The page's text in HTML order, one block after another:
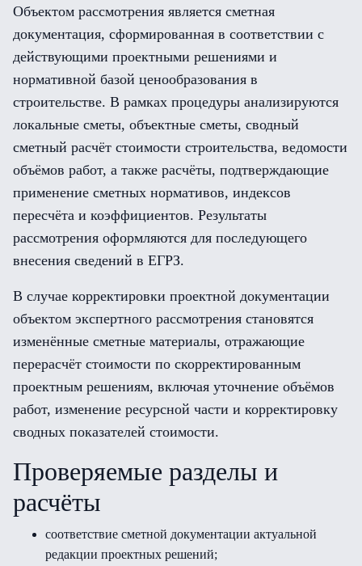
Объектом рассмотрения является сметная
документация, сформированная в соответствии с
действующими проектными решениями и
нормативной базой ценообразования в
строительстве. В рамках процедуры анализируются
локальные сметы, объектные сметы, сводный
сметный расчёт стоимости строительства, ведомости
объёмов работ, а также расчёты, подтверждающие
применение сметных нормативов, индексов
пересчёта и коэффициентов. Результаты
рассмотрения оформляются для последующего
внесения сведений в ЕГРЗ.
В случае корректировки проектной документации
объектом экспертного рассмотрения становятся
изменённые сметные материалы, отражающие
перерасчёт стоимости по скорректированным
проектным решениям, включая уточнение объёмов
работ, изменение ресурсной части и корректировку
сводных показателей стоимости.
Проверяемые разделы и
расчёты
соответствие сметной документации актуальной
редакции проектных решений;